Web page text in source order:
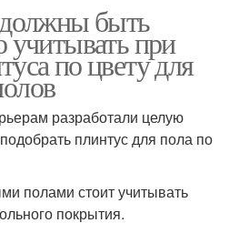
должны быть
учитывать при
по цвету для
разработали целую
плинтус для пола по
полами стоит учитывать
покрытия.